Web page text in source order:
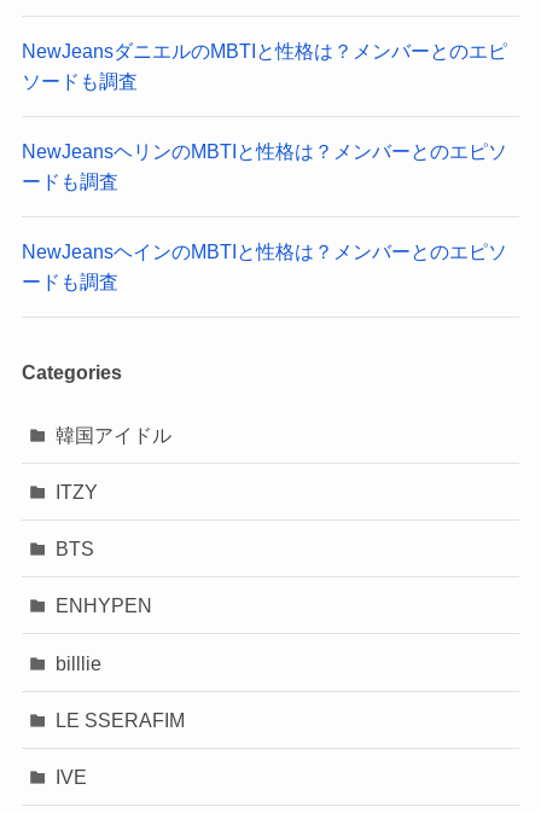
NewJeansダニエルのMBTIと性格は？メンバーとのエピ
ソードも調査
NewJeansヘリンのMBTIと性格は？メンバーとのエピソ
ードも調査
NewJeansヘインのMBTIと性格は？メンバーとのエピソ
ードも調査
Categories
韓国アイドル
ITZY
BTS
ENHYPEN
billlie
LE SSERAFIM
IVE